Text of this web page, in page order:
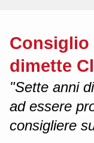
Consiglio
dimette
"Sette anni
ad essere
consigliere